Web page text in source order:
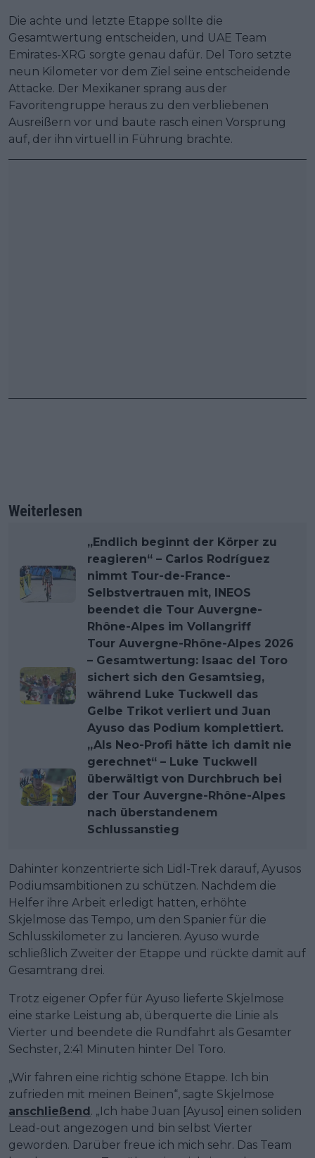
Die achte und letzte Etappe sollte die
Gesamtwertung entscheiden, und UAE Team
Emirates-XRG sorgte genau dafür. Del Toro setzte
neun Kilometer vor dem Ziel seine entscheidende
Attacke. Der Mexikaner sprang aus der
Favoritengruppe heraus zu den verbliebenen
Ausreißern vor und baute rasch einen Vorsprung
auf, der ihn virtuell in Führung brachte.
Weiterlesen
„Endlich beginnt der Körper zu
reagieren“ – Carlos Rodríguez
nimmt Tour-de-France-
Selbstvertrauen mit, INEOS
beendet die Tour Auvergne-
Rhône-Alpes im Vollangriff
Tour Auvergne-Rhône-Alpes 2026
– Gesamtwertung: Isaac del Toro
sichert sich den Gesamtsieg,
während Luke Tuckwell das
Gelbe Trikot verliert und Juan
Ayuso das Podium komplettiert.
„Als Neo-Profi hätte ich damit nie
gerechnet“ – Luke Tuckwell
überwältigt von Durchbruch bei
der Tour Auvergne-Rhône-Alpes
nach überstandenem
Schlussanstieg
Dahinter konzentrierte sich Lidl-Trek darauf, Ayusos
Podiumsambitionen zu schützen. Nachdem die
Helfer ihre Arbeit erledigt hatten, erhöhte
Skjelmose das Tempo, um den Spanier für die
Schlusskilometer zu lancieren. Ayuso wurde
schließlich Zweiter der Etappe und rückte damit auf
Gesamtrang drei.
Trotz eigener Opfer für Ayuso lieferte Skjelmose
eine starke Leistung ab, überquerte die Linie als
Vierter und beendete die Rundfahrt als Gesamter
Sechster, 2:41 Minuten hinter Del Toro.
„Wir fahren eine richtig schöne Etappe. Ich bin
zufrieden mit meinen Beinen“, sagte Skjelmose
anschließend. „Ich habe Juan [Ayuso] einen soliden
Lead-out angezogen und bin selbst Vierter
geworden. Darüber freue ich mich sehr. Das Team